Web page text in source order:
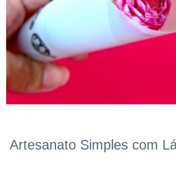
Artesanato Simples com